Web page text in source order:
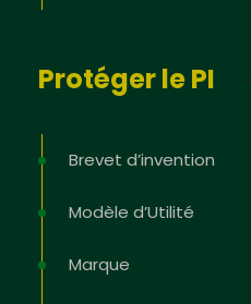
Protéger le PI
Brevet d’invention
Modèle d’Utilité
Marque